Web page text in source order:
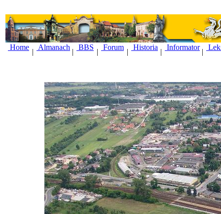
Home
|
Almanach
|
BBS
|
Forum
|
Historia
|
Informator
|